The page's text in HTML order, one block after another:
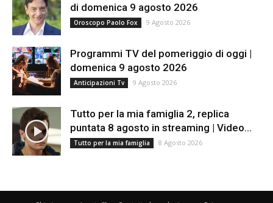
di domenica 9 agosto 2026
Oroscopo Paolo Fox 9 Agosto 2026
Programmi TV del pomeriggio di oggi |
domenica 9 agosto 2026
Anticipazioni Tv 9 Agosto 2026
Tutto per la mia famiglia 2, replica
puntata 8 agosto in streaming | Video...
Tutto per la mia famiglia 8 Agosto 2026